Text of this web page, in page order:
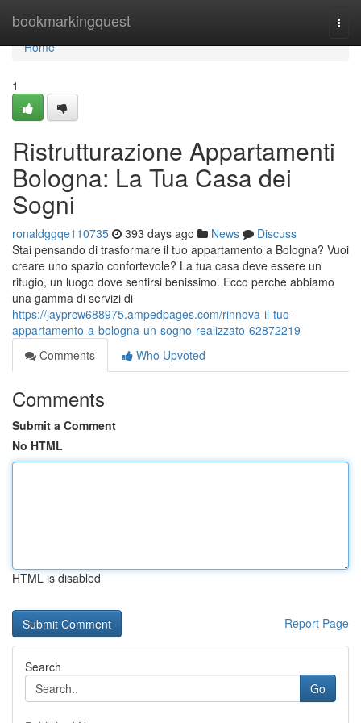
bookmarkingquest
Home
Home
1
Ristrutturazione Appartamenti
Bologna: La Tua Casa dei
Sogni
ronaldggqe110735 393 days ago News
Discuss
Stai pensando di trasformare il tuo appartamento a Bologna? Vuoi
creare uno spazio confortevole? La tua casa deve essere un
rifugio, un luogo dove sentirsi benissimo. Ecco perché abbiamo
una gamma di servizi di
https://jayprcw688975.ampedpages.com/rinnova-il-tuo-
appartamento-a-bologna-un-sogno-realizzato-62872219
Comments
Who Upvoted
Comments
Submit a Comment
No HTML
HTML is disabled
Report Page
Search
Go